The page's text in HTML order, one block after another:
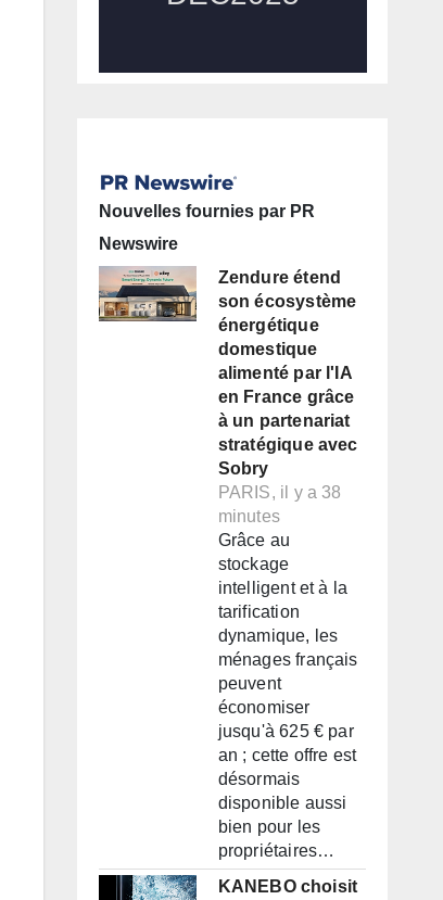
Nouvelles fournies par PR
Newswire
Zendure étend
son écosystème
énergétique
domestique
alimenté par l'IA
en France grâce
à un partenariat
stratégique avec
Sobry
PARIS, il y a 38
minutes
Grâce au
stockage
intelligent et à la
tarification
dynamique, les
ménages français
peuvent
économiser
jusqu'à 625 € par
an ; cette offre est
désormais
disponible aussi
bien pour les
propriétaires…
KANEBO choisit